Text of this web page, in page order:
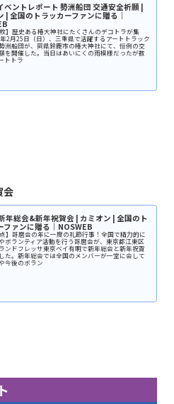
ベントレポート 勢洲船団 交通安全祈願 |
| 全国のトラッカーファンに贈る｜
枚】歴史ある椿大神社にたくさんのデコトラが集
2月25日（日）、三重県で活躍するアートトラック
洲船団が、同県鈴鹿市の椿大神社にて、恒例の交
を開催した。当日はあいにくの雨模様だったが数
トトラ
会
年総会&新年祝賀会 | カミオン | 全国のト
ファンに贈る｜NOSWEB
点】哥麿会の年に一度の礼節行事！全国で精力的に
ボランティア活動を行う哥麿会が、東京都江東区
ンドフレッサ東京ベイ有明で新年総会と新年祝賀
た。新年総会では全国のメンバーが一堂に会して
今後のボラン